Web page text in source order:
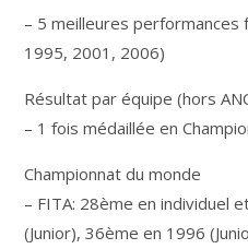
– 5 meilleures performances
1995, 2001, 2006)
Résultat par équipe (hors
– 1 fois médaillée en
Championnat du monde
– FITA: 28ème en individuel
(Junior), 36ème en 1996